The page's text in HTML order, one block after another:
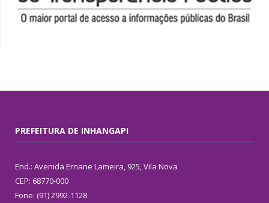
PREFEITURA DE INHANGAPI
End.: Avenida Ernane Lameira, 925, Vila Nova
CEP: 68770-000
Fone: (91) 2992-1128